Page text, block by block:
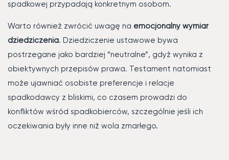
spadkowej przypadają konkretnym osobom.
Warto również zwrócić uwagę na emocjonalny wymiar
dziedziczenia. Dziedziczenie ustawowe bywa
postrzegane jako bardziej “neutralne”, gdyż wynika z
obiektywnych przepisów prawa. Testament natomiast
może ujawniać osobiste preferencje i relacje
spadkodawcy z bliskimi, co czasem prowadzi do
konfliktów wśród spadkobierców, szczególnie jeśli ich
oczekiwania były inne niż wola zmarłego.